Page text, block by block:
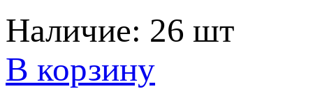
Наличие: 26 шт
В корзину